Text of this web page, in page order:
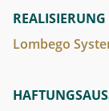
REALISIERUNG
Lombego